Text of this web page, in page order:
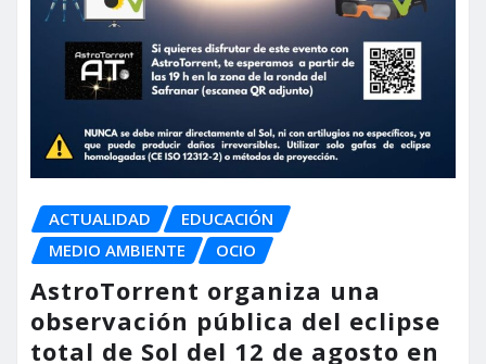
ACTUALIDAD
EDUCACIÓN
MEDIO AMBIENTE
OCIO
AstroTorrent organiza una
observación pública del eclipse
total de Sol del 12 de agosto en